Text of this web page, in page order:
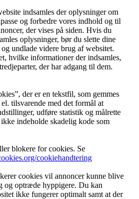
indsamles der oplysninger om
og forbedre vores indhold og til
der vises på siden. Hvis du
oplysninger, bør du slette dine
og undlade videre brug af websitet.
hvilke informationer der indsamles,
der har adgang til dem.
der er en tekstfil, som gemmes
tilsvarende med det formål at
udføre statistik og målrette
indeholde skadelig kode som
blokere for cookies. Se
cookiehandtering
cookies vil annoncer kunne blive
og optræde hyppigere. Du kan
ikke fungerer optimalt samt at der